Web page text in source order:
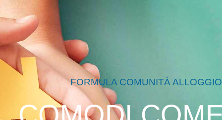
FORMULA COMUNITÀ ALLOGGIO
Servizi
Assistenziali
Assistenza
ospedaliera
Servizi